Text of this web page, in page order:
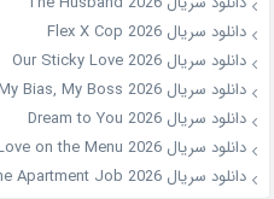
دانلود سریال Flex X Cop 2026
دانلود سریال Our Sticky Love 2026
دانلود سریال My Bias, My Boss 2026
دانلود سریال Dream to You 2026
دانلود سریال Love on the Menu 2026
دانلود سریال The Apartment Job 2026